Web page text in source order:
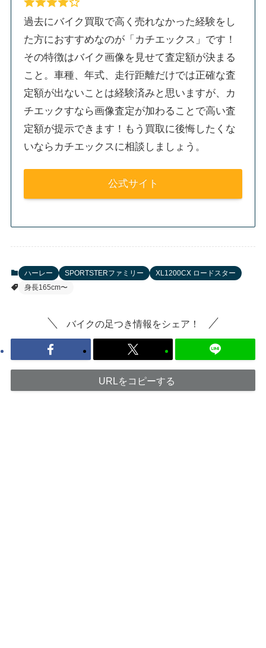
過去にバイク買取で高く売れなかった経験をし
た方におすすめなのが「カチエックス」です！
その特徴はバイク画像を見せて査定額が決まる
こと。車種、年式、走行距離だけでは正確な査
定額が出ないことは経験済みと思いますが、カ
チエックすなら画像査定が加わることで高い査
定額が提示できます！もう買取に後悔したくな
いならカチエックスに相談しましょう。
公式サイト
ハーレー SPORTSTERファミリー
XL1200CX ロードスター
身長165cm〜
バイクの足つき情報をシェア！
URLをコピーする